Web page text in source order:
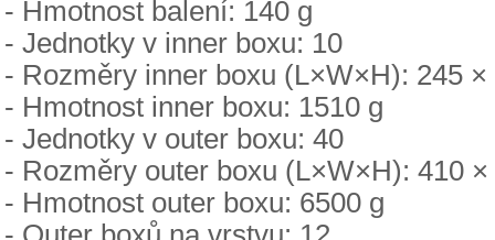
- Hmotnost balení: 140 g
- Jednotky v inner boxu: 10
- Rozměry inner boxu (L×W×H): 245
- Hmotnost inner boxu: 1510 g
- Jednotky v outer boxu: 40
- Rozměry outer boxu (L×W×H): 410
- Hmotnost outer boxu: 6500 g